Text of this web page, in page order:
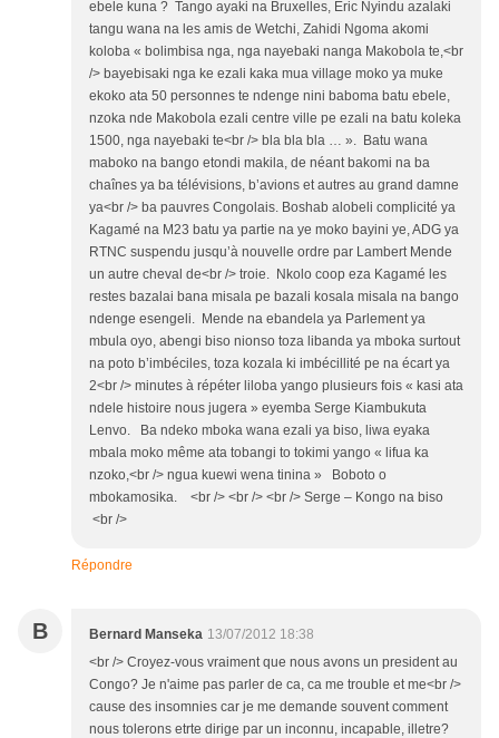
ebele kuna ? Tango ayaki na Bruxelles, Eric Nyindu azalaki
tangu wana na les amis de Wetchi, Zahidi Ngoma akomi
koloba « bolimbisa nga, nga nayebaki nanga Makobola te,<br
/> bayebisaki nga ke ezali kaka mua village moko ya muke
ekoko ata 50 personnes te ndenge nini baboma batu ebele,
nzoka nde Makobola ezali centre ville pe ezali na batu koleka
1500, nga nayebaki te<br /> bla bla bla … ». Batu wana
maboko na bango etondi makila, de néant bakomi na ba
chaînes ya ba télévisions, b’avions et autres au grand damne
ya<br /> ba pauvres Congolais. Boshab alobeli complicité ya
Kagamé na M23 batu ya partie na ye moko bayini ye, ADG ya
RTNC suspendu jusqu’à nouvelle ordre par Lambert Mende
un autre cheval de<br /> troie. Nkolo coop eza Kagamé les
restes bazalai bana misala pe bazali kosala misala na bango
ndenge esengeli. Mende na ebandela ya Parlement ya
mbula oyo, abengi biso nionso toza libanda ya mboka surtout
na poto b’imbéciles, toza kozala ki imbécillité pe na écart ya
2<br /> minutes à répéter liloba yango plusieurs fois « kasi ata
ndele histoire nous jugera » eyemba Serge Kiambukuta
Lenvo. Ba ndeko mboka wana ezali ya biso, liwa eyaka
mbala moko même ata tobangi to tokimi yango « lifua ka
nzoko,<br /> ngua kuewi wena tinina » Boboto o
mbokamosika. <br /> <br /> <br /> Serge – Kongo na biso
<br />
Répondre
B Bernard Manseka 13/07/2012 18:38
<br /> Croyez-vous vraiment que nous avons un president au
Congo? Je n'aime pas parler de ca, ca me trouble et me<br />
cause des insomnies car je me demande souvent comment
nous tolerons etrte dirige par un inconnu, incapable, illetre?